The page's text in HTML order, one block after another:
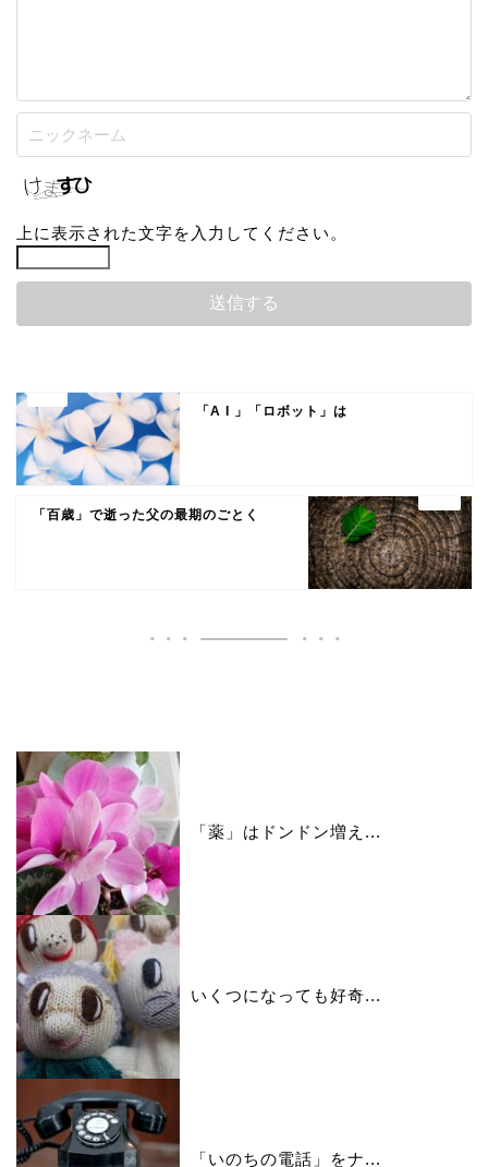
上に表示された文字を入力してください。
「A I 」「ロボット」は
「百歳」で逝った父の最期のごとく
「薬」はドンドン増え...
いくつになっても好奇...
「いのちの電話」をナ...